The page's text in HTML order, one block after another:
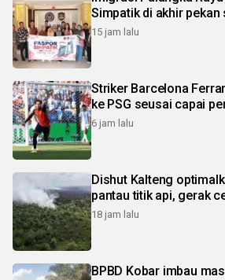
Simpatik di akhir pekan
15 jam lalu
Striker Barcelona
ke PSG seusai capai
6 jam lalu
Dishut Kalteng
pantau titik api, gerak
18 jam lalu
BPBD Kobar imbau